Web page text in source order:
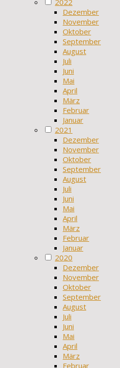
2022
Dezember
November
Oktober
September
August
Juli
Juni
Mai
April
März
Februar
Januar
2021
Dezember
November
Oktober
September
August
Juli
Juni
Mai
April
März
Februar
Januar
2020
Dezember
November
Oktober
September
August
Juli
Juni
Mai
April
März
Februar